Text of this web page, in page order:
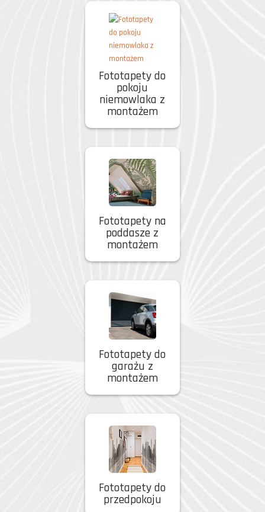
Fototapety do
pokoju
niemowlaka z
montażem
Fototapety na
poddasze z
montażem
Fototapety do
garażu z
montażem
Fototapety do
przedpokoju